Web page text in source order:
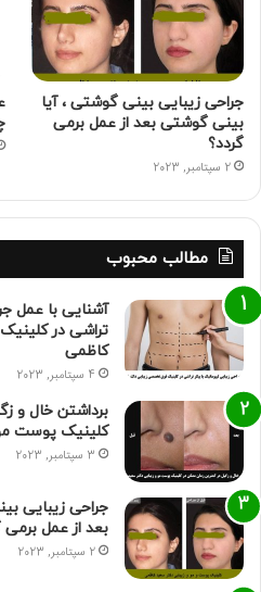
جراحی زیبایی بینی گوشتی ، آیا
بینی گوشتی بعد از عمل برمی
گردد؟
2 سپتامبر, 2023
مطالب محبوب
آشنایی با عمل
تراشی در
کاظمی
4 سپتامبر, 2023
برداشتن خال و
کلینیک پوست
3 سپتامبر, 2023
جراحی زیبایی
بعد از عمل برمی
2 سپتامبر, 2023